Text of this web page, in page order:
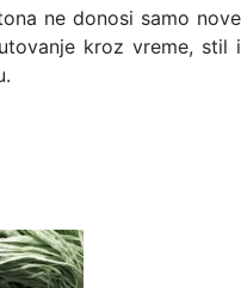
ne donosi samo nove
kroz vreme, stil i